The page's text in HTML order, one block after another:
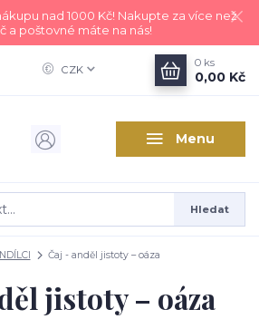
nad 1000 Kč! Nakupte za více než
a poštovné máte na nás!
Menu
CZK
Hledat
0 ks
0,00 Kč
Čaj - anděl jistoty – oáza
jistoty – oáza